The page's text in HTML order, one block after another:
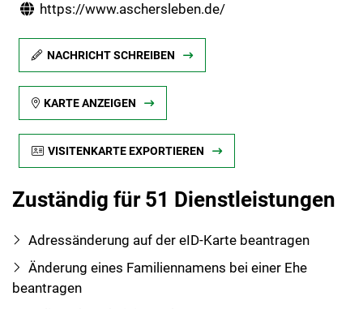
https://www.aschersleben.de/
NACHRICHT SCHREIBEN
KARTE ANZEIGEN
VISITENKARTE EXPORTIEREN
Zuständig für 51 Dienstleistungen
Adressänderung auf der eID-Karte beantragen
Änderung eines Familiennamens bei einer Ehe
beantragen